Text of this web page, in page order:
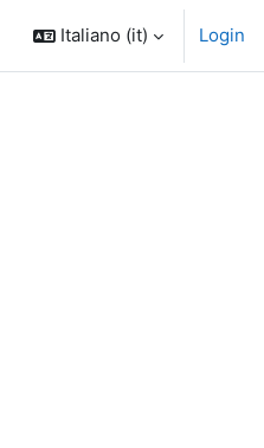
Italiano ‎(it)‎ Login